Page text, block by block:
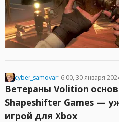
cyber_samovar16:00, 30 января
Ветераны Volition
Shapeshifter Games —
игрой для Xbox